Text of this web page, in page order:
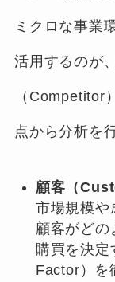
ミクロな事業
活用するのが
（Competitor
点から分析を
顧客（
市場規模や
顧客がどの
購買を決
Factor）を